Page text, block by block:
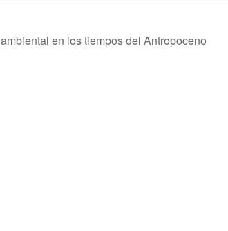
en los tiempos del Antropoceno